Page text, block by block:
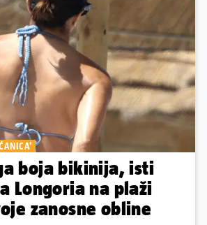
boja bikinija, isti
Longoria na plaži
zanosne obline